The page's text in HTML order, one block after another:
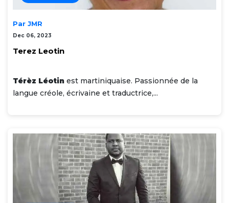
Par JMR
Dec 06, 2023
Terez Leotin
Térèz Léotin est martiniquaise. Passionnée de la
langue créole, écrivaine et traductrice,...